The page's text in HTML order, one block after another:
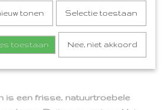
gevuld met echte Limburgse
borrelschaaltjes om de
van al dat lekkers uit de
is een frisse, natuurtroebele
tonen Selectie toestaan
toestaan Nee, niet akkoord